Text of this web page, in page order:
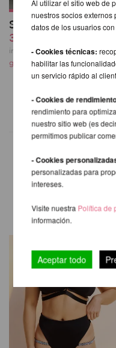
Sling Leggings
39,66 EUR
incl. 21 % I.V.A. exkl.
gastos de envio
OTROS
Al utilizar el sitio web de
nuestros socios
datos de los usuarios
- Cookies técnicas:
habilitar las
un servicio rápido al
- Cookies de
rendimiento para
nuestro sitio web (es
permitimos publicar
- Cookies
personalizadas para
intereses.
Visite nuestra Política de
información.
Aceptar todo